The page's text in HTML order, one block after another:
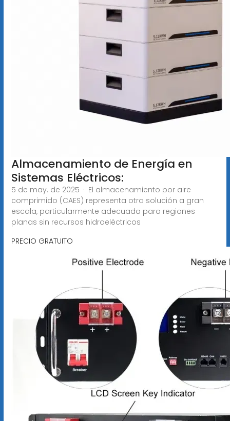
Almacenamiento de Energía en
Sistemas Eléctricos:
5 de may. de 2025 · El almacenamiento por aire
comprimido (CAES) representa otra solución a gran
escala, particularmente adecuada para regiones
planas sin recursos hidroeléctricos
PRECIO GRATUITO